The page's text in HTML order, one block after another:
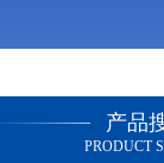
产品
PRODUCT